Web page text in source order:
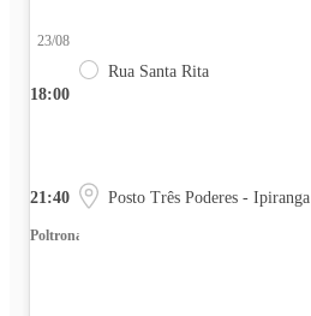
18:00
23/08
Rua Santa Rita
21:40 Posto Três Poderes - Ipiranga
Poltrona